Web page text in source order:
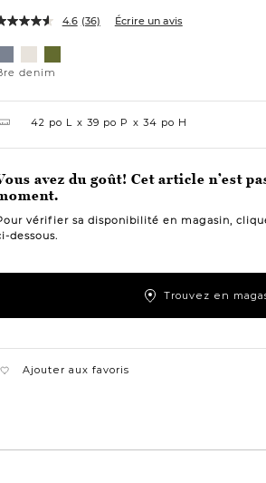
4.6 (36) Écrire un avis
ivoireolive
denim
42 po L 39 po P 34 po H
avez du goût! Cet article n’est
vérifier sa disponibilité en magasin,
dessous.
Trouvez en
Ajouter aux favoris